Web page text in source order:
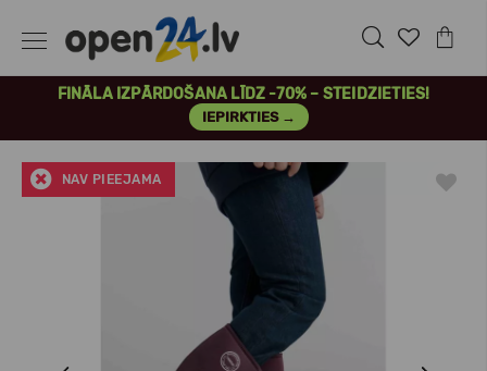
FINĀLA IZPĀRDOŠANA LĪDZ -70% – STEIDZIETIES!
IEPIRKTIES →
NAV PIEEJAMA